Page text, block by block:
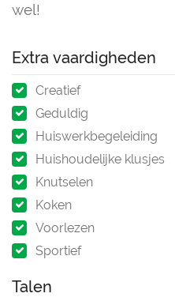
wel!
Extra vaardigheden
Creatief
Geduldig
Huiswerkbegeleiding
Huishoudelijke klusjes
Knutselen
Koken
Voorlezen
Sportief
Talen